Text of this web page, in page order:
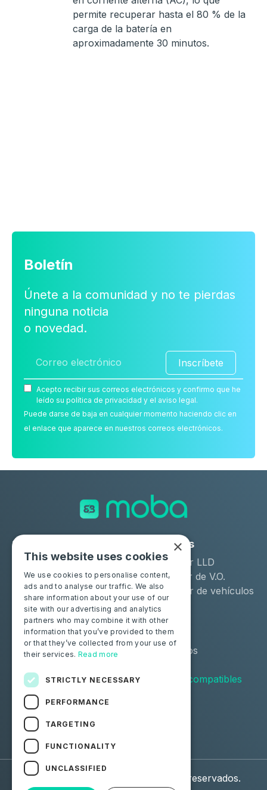
permite recuperar hasta el 80 % de la
carga de la batería en
aproximadamente 30 minutos.
Boletín
Únete a la comunidad y no te pierdas
ninguna noticia
o novedad.
Inscríbete
Acepto recibir sus correos electrónicos y confirmo que he
leído su política de privacidad y el aviso legal.
Puede darse de baja en cualquier momento haciendo clic en
el enlace que aparece en nuestros correos electrónicos.
Soluciones
Moba Certify Pro
Tienda
Industrias
Arrendador LLD
Distribuidor de V.O.
Remarketer de vehículos
de ocasión
Particulares
Certifique su batería
Recursos
Contáctenos
Vehículos compatibles
Síguenos
Facebook
Linkedin
© 2026 Moba. Todos los derechos reservados.
×
This website uses cookies
We use cookies to personalise content,
ads and to analyse our traffic. We also
share information about your use of our
site with our advertising and analytics
partners who may combine it with other
information that you’ve provided to them
or that they’ve collected from your use of
their services. Read more
STRICTLY NECESSARY
PERFORMANCE
TARGETING
FUNCTIONALITY
UNCLASSIFIED